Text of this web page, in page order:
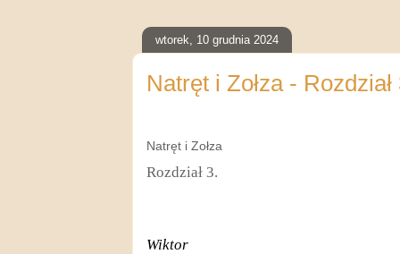
wtorek, 10 grudnia 2024
Natręt i Zołza -
Natręt i Zołza
Rozdział 3.
Wiktor